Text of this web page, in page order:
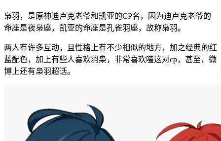
枭羽，是原神迪卢克老爷和凯亚的CP名，因为迪卢克老爷的
命座是夜枭座，凯亚的命座是孔雀羽座，故称枭羽。
两人有许多互动，且性格上有不少相似的地方，加之经典的红
蓝配色，加上有些人喜欢羽枭，非常喜欢嗑这对cp，甚至，微
博上还有枭羽超话。